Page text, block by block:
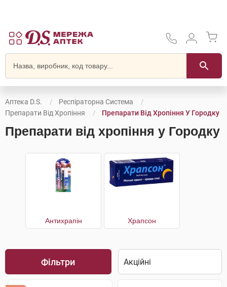
Аптека D.S.
Респіраторна Система
Препарати Від Хропіння
Препарати Від Хропіння У Городку
Препарати від хропіння у Городку
Антихрапін Храпсон
Фільтри